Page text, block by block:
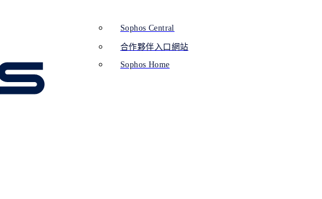
Sophos Central
合作夥伴入口網站
Sophos Home